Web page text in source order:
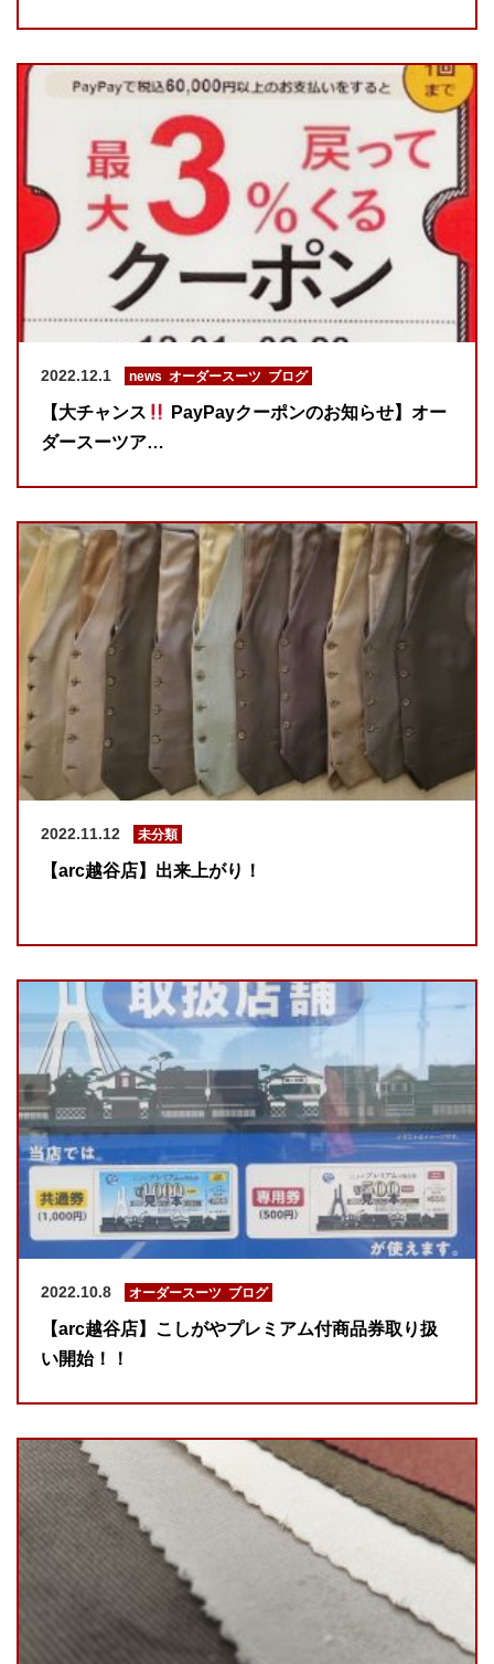
2022.12.1 news, オーダースーツ, ブログ
【大チャンス
PayPayクーポンのお知らせ】オー
ダースーツア…
2022.11.12 未分類
【arc越谷店】出来上がり！
2022.10.8 オーダースーツ, ブログ
【arc越谷店】こしがやプレミアム付商品券取り扱
い開始！！